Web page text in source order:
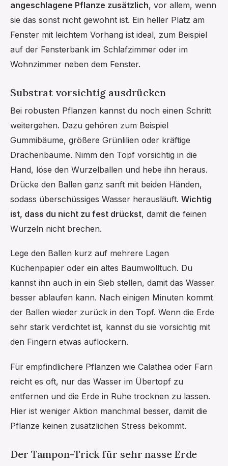
angeschlagene Pflanze zusätzlich, vor allem, wenn
sie das sonst nicht gewohnt ist. Ein heller Platz am
Fenster mit leichtem Vorhang ist ideal, zum Beispiel
auf der Fensterbank im Schlafzimmer oder im
Wohnzimmer neben dem Fenster.
Substrat vorsichtig ausdrücken
Bei robusten Pflanzen kannst du noch einen Schritt
weitergehen. Dazu gehören zum Beispiel
Gummibäume, größere Grünlilien oder kräftige
Drachenbäume. Nimm den Topf vorsichtig in die
Hand, löse den Wurzelballen und hebe ihn heraus.
Drücke den Ballen ganz sanft mit beiden Händen,
sodass überschüssiges Wasser herausläuft. Wichtig
ist, dass du nicht zu fest drückst, damit die feinen
Wurzeln nicht brechen.
Lege den Ballen kurz auf mehrere Lagen
Küchenpapier oder ein altes Baumwolltuch. Du
kannst ihn auch in ein Sieb stellen, damit das Wasser
besser ablaufen kann. Nach einigen Minuten kommt
der Ballen wieder zurück in den Topf. Wenn die Erde
sehr stark verdichtet ist, kannst du sie vorsichtig mit
den Fingern etwas auflockern.
Für empfindlichere Pflanzen wie Calathea oder Farn
reicht es oft, nur das Wasser im Übertopf zu
entfernen und die Erde in Ruhe trocknen zu lassen.
Hier ist weniger Aktion manchmal besser, damit die
Pflanze keinen zusätzlichen Stress bekommt.
Der Tampon-Trick für sehr nasse Erde